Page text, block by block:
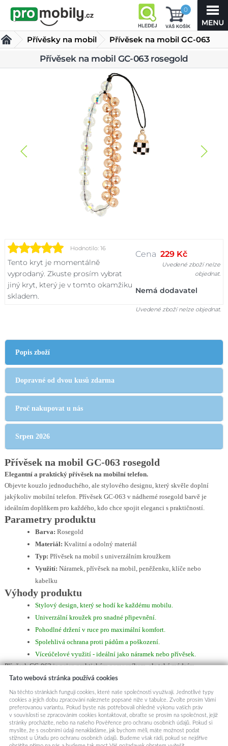
0
Přívěsky na mobil
Přívěsek na mobil GC-063
rosegold
Přívěsek na mobil GC-063 rosegold
Hodnotilo: 16
Tento kryt je momentálně
vyprodaný. Zkuste prosím vybrat
jiný kryt, který je v tomto okamžiku
skladem.
Cena 229 Kč
Uvedené zboží nelze
objednat.
Nemá dodavatel
Uvedené zboží nelze objednat.
Popis zboží
Dopravné od dvou kusů zdarma
Proč nakupovat u nás
Srpen 2026
Přívěsek na mobil GC-063 rosegold
Elegantní a praktický přívěsek na mobilní telefon.
Objevte kouzlo jednoduchého, ale stylového designu, který skvěle doplní
jakýkoliv mobilní telefon. Přívěsek GC-063 v nádherné rosegold barvě je
ideálním doplňkem pro každého, kdo chce spojit eleganci s praktičností.
Parametry produktu
Barva: Rosegold
Materiál: Kvalitní a odolný materiál
Typ: Přívěsek na mobil s univerzálním kroužkem
Využití: Náramek, přívěsek na mobil, peněženku, klíče nebo
kabelku
Výhody produktu
Stylový design, který se hodí ke každému mobilu.
Univerzální kroužek pro snadné připevnění.
Pohodlné držení v ruce pro maximální komfort.
Spolehlivá ochrana proti pádům a poškození.
Víceúčelové využití - ideální jako náramek nebo přívěsek.
Přívěsek GC-063 je nejen praktickým pomocníkem, ale také módním
doplňkem, který zaujme na první pohled. Ať už ho použijete na mobil, klíče
nebo kabelku, vždy budete vypadat stylově a elegantně. Nečekejte a pořiďte si
tento jedinečný kousek ještě dnes!
Kód produktu 122142
Tato webová stránka používá cookies
Na těchto stránkách fungují cookies, které naše společnosti využívají. Jednotlivé typy
cookies a jejich dobu zpracování naleznete popsané níže v tabulce. Zvolte prosím Vámi
preferovanou variantu. Pokud byste nás potřebovali ohledně výkonu vašich práv
v souvislosti se zpracováním cookies kontaktovat, obraťte se prosím na společnost, jejíž
stránky procházíte, nebo na našeho Pověřence pro ochranu osobních údajů. Pokud si
myslíte, že s osobními údaji nenakládáme, jak bychom měli, máte možnost podat
stížnost u Úřadu pro ochranu osobních údajů. Budeme však rádi, pokud se nejdříve